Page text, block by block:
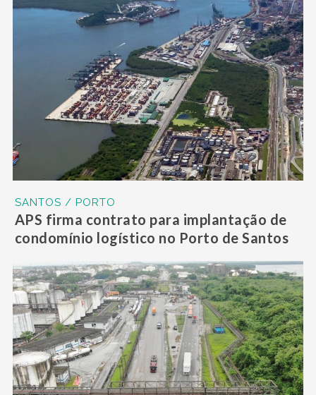
SANTOS / PORTO
APS firma contrato para implantação de
condomínio logístico no Porto de Santos